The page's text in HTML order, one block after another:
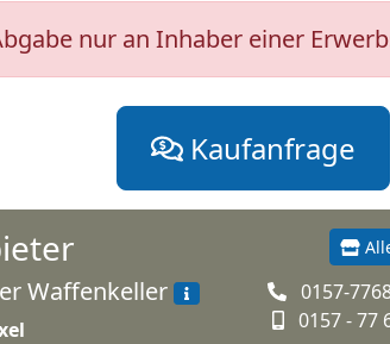
nur an Inhaber einer
Kaufanfrage
Waffenkeller
0157-
0157 - 77